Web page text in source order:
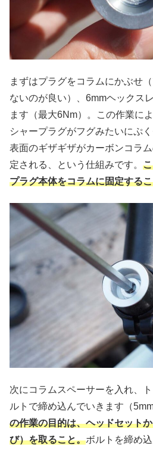
まずはプラグをコラムにかぶせ
ないのが良い）、6mmヘックス
ます（最大6Nm）。この作業に
シャープラグがフグみたいにぷ
表面のギザギザがカーボンコラ
定される、という仕組みです。
プラグ本体をコラムに固定する
次にコラムスペーサーを入れ、
ルトで締め込んでいきます（
の作業の目的は、ヘッドセット
び）を取ること。ボルトを締め